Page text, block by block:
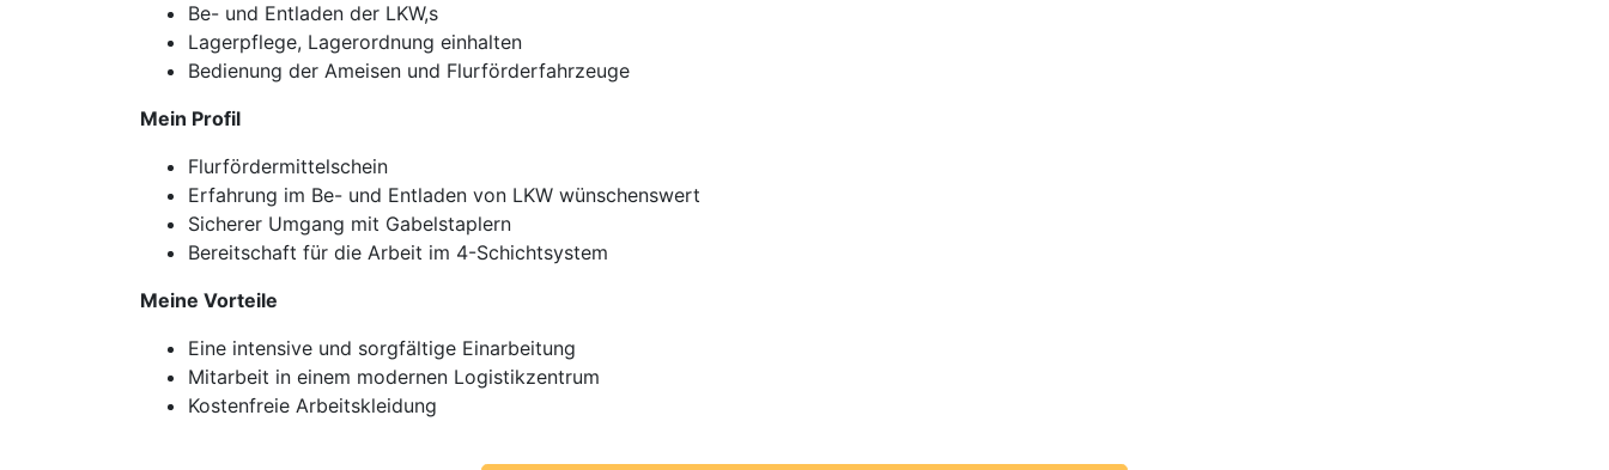
Be- und Entladen der LKW,s
Lagerpflege, Lagerordnung einhalten
Bedienung der Ameisen und Flurförderfahrzeuge
Mein Profil
Flurfördermittelschein
Erfahrung im Be- und Entladen von LKW wünschenswert
Sicherer Umgang mit Gabelstaplern
Bereitschaft für die Arbeit im 4-Schichtsystem
Meine Vorteile
Eine intensive und sorgfältige Einarbeitung
Mitarbeit in einem modernen Logistikzentrum
Kostenfreie Arbeitskleidung